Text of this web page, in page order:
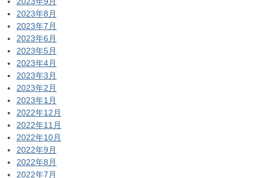
2023年8月
2023年7月
2023年6月
2023年5月
2023年4月
2023年3月
2023年2月
2023年1月
2022年12月
2022年11月
2022年10月
2022年9月
2022年8月
2022年7月